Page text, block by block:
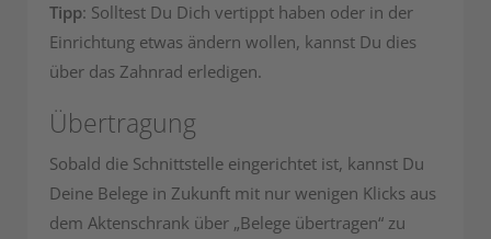
Tipp: Solltest Du Dich vertippt haben oder in der
Einrichtung etwas ändern wollen, kannst Du dies
über das Zahnrad erledigen.
Übertragung
Sobald die Schnittstelle eingerichtet ist, kannst Du
Deine Belege in Zukunft mit nur wenigen Klicks aus
dem Aktenschrank über „Belege übertragen“ zu